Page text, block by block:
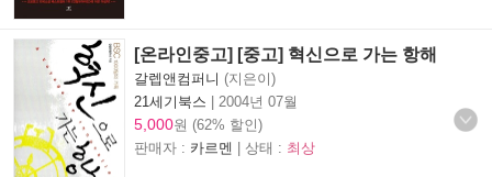
[온라인중고] [중고] 혁신으로 가는 항해
갈렙앤컴퍼니 (지은이)
21세기북스 | 2004년 07월
5,000원 (62% 할인)
판매자 : 카르멘 | 상태 : 최상